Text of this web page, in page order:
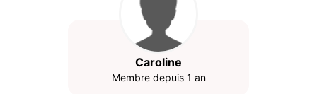
Caroline
Membre depuis 1 an